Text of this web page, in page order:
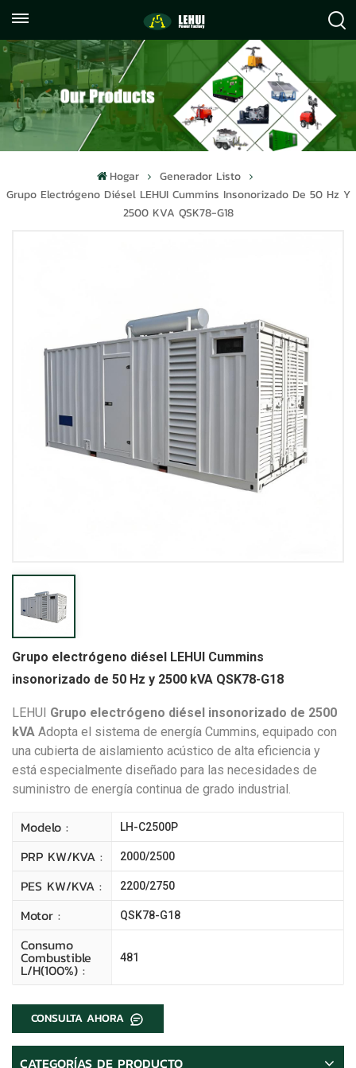
059122071372
info@lehuipowerfactory.com
Hogar
Generador Listo
Grupo Electrógeno Diésel LEHUI Cummins Insonorizado De 50 Hz Y
2500 KVA QSK78-G18
Grupo electrógeno diésel LEHUI Cummins
insonorizado de 50 Hz y 2500 kVA QSK78-G18
LEHUI Grupo electrógeno diésel insonorizado de 2500
kVA Adopta el sistema de energía Cummins, equipado con
una cubierta de aislamiento acústico de alta eficiencia y
está especialmente diseñado para las necesidades de
suministro de energía continua de grado industrial.
Modelo : LH-C2500P
PRP KW/kVA : 2000/2500
PES KW/kVA : 2200/2750
Motor : QSK78-G18
Consumo
Combustible
L/H(100%) :
481
CONSULTA AHORA
CATEGORÍAS DE PRODUCTO